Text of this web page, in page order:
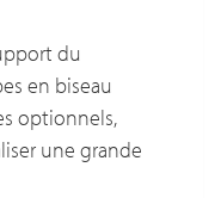
du
en biseau
optionnels,
une grande